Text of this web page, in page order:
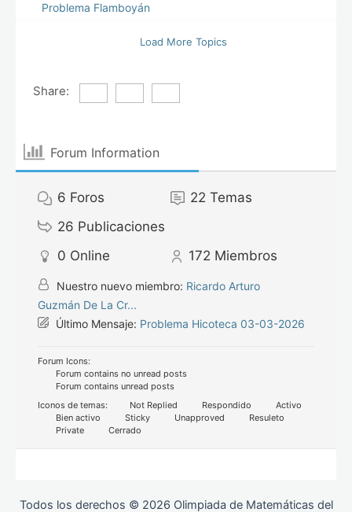
Problema Flamboyán
Load More Topics
Share:
Forum Information
6 Foros 22 Temas
26 Publicaciones
0 Online 172 Miembros
Nuestro nuevo miembro: Ricardo Arturo
Guzmán De La Cr...
Último Mensaje: Problema Hicoteca 03-03-2026
Forum Icons:
Forum contains no unread posts
Forum contains unread posts
Iconos de temas:
Not Replied Respondido
Activo
Bien activo
Sticky Unapproved
Resuleto
Private
Cerrado
Todos los derechos © 2026 Olimpiada de Matemáticas del